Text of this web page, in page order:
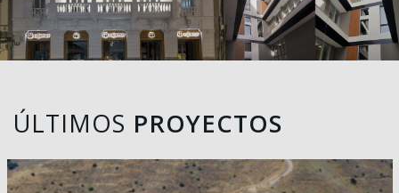
ÚLTIMOS PROYECTOS